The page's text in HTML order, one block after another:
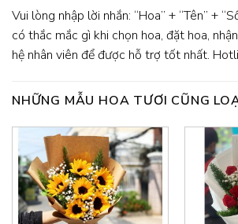
Vui lòng nhập lời nhắn: “Hoa” + “Tên” +
có thắc mắc gì khi chọn hoa, đặt hoa,
hệ nhân viên để được hỗ trợ tốt nhất.
NHỮNG MẪU HOA TƯƠI CŨNG